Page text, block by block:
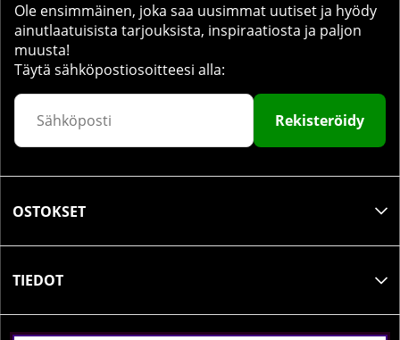
Ole ensimmäinen, joka saa uusimmat uutiset ja hyödy
ainutlaatuisista tarjouksista, inspiraatiosta ja paljon
muusta!
Täytä sähköpostiosoitteesi alla:
Rekisteröidy
OSTOKSET
TIEDOT